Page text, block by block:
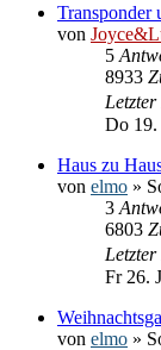
Transponder
von
5
8933
Do 19.
Haus zu
von elmo »
3
6803
Fr 26.
von elmo »